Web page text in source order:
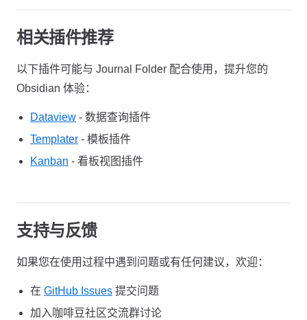
相关插件推荐
以下插件可能与 Journal Folder 配合使用，提升您的
Obsidian 体验：
Dataview - 数据查询插件
Templater - 模板插件
Kanban - 看板视图插件
支持与反馈
如果您在使用过程中遇到问题或有任何建议，欢迎：
在 GitHub Issues 提交问题
加入咖啡豆社区交流群讨论